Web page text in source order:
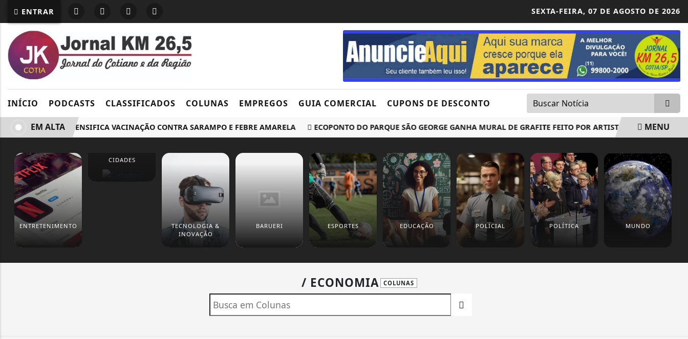
ENTRAR SEXTA-FEIRA, 07 DE AGOSTO DE 2026
INÍCIO PODCASTS CLASSIFICADOS COLUNAS EMPREGOS GUIA COMERCIAL CUPONS DE DESCONTO
COTIA INTENSIFICA VACINAÇÃO CONTRA SARAMPO E FEBRE AMARELA ECOPONTO DO PARQUE SÃO GEORGE GANHA MURAL DE GRAFITE FEITO POR ARTISTAS DA CIDADE
EM ALTA MENU
ENTRETENIMENTO
CIDADES
TECNOLOGIA &
INOVAÇÃO
BARUERI ESPORTES EDUCAÇÃO POLICIAL POLÍTICA MUNDO
/ ECONOMIA COLUNAS